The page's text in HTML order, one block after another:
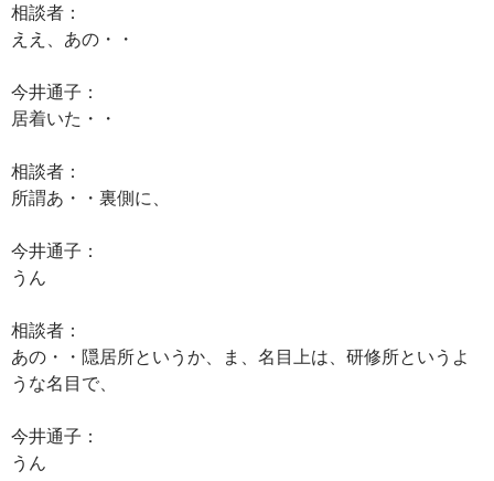
相談者：
ええ、あの・・
今井通子：
居着いた・・
相談者：
所謂あ・・裏側に、
今井通子：
うん
相談者：
あの・・隠居所というか、ま、名目上は、研修所というよ
うな名目で、
今井通子：
うん